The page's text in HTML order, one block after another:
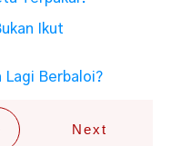
Ikut
Lagi Berbaloi?
Next